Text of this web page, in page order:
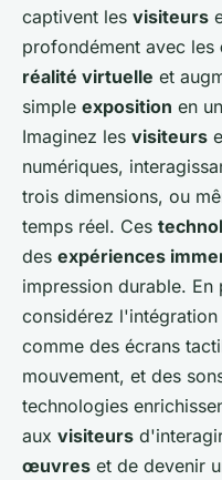
captivent les visiteurs
profondément avec les
réalité virtuelle et
simple exposition en
Imaginez les visiteurs
numériques,
trois dimensions, ou
temps réel. Ces
des expériences
impression durable. En
considérez
comme des écrans
mouvement, et des
technologies
aux visiteurs
œuvres et de devenir